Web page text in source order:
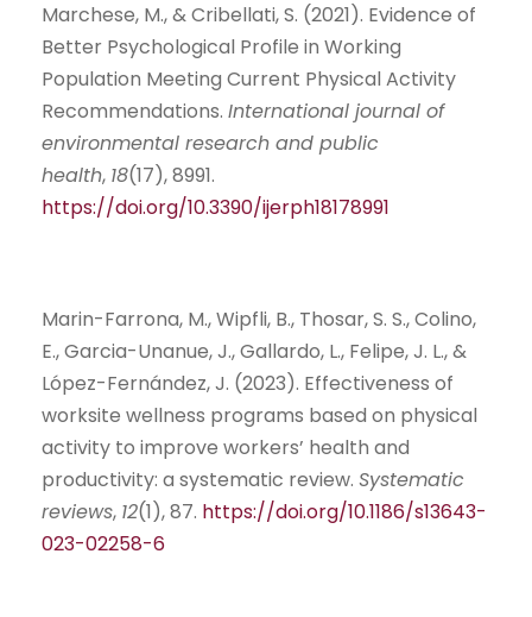
Marchese, M., & Cribellati, S. (2021). Evidence of
Better Psychological Profile in Working
Population Meeting Current Physical Activity
Recommendations. International journal of
environmental research and public
health, 18(17), 8991.
https://doi.org/10.3390/ijerph18178991
Marin-Farrona, M., Wipfli, B., Thosar, S. S., Colino,
E., Garcia-Unanue, J., Gallardo, L., Felipe, J. L., &
López-Fernández, J. (2023). Effectiveness of
worksite wellness programs based on physical
activity to improve workers’ health and
productivity: a systematic review. Systematic
reviews, 12(1), 87. https://doi.org/10.1186/s13643-
023-02258-6